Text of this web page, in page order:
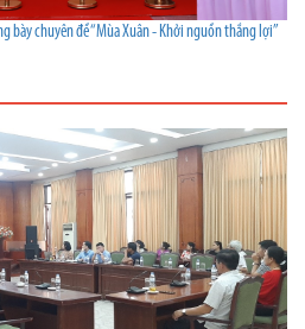
bày chuyên đề “Mùa Xuân - Khởi nguồn thắng lợi”